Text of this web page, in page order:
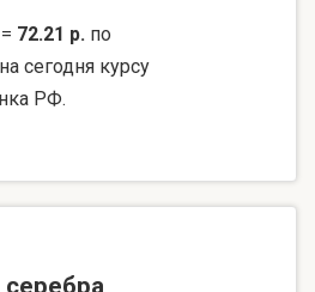
72.21 р. по
сегодня курсу
РФ.